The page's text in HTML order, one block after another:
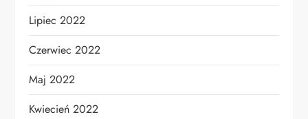
Lipiec 2022
Czerwiec 2022
Maj 2022
Kwiecień 2022